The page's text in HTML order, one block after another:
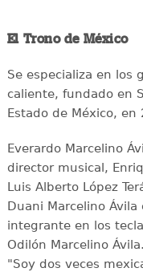
El Trono de México
Se especializa en los
caliente, fundado en
Estado de México, en
Everardo Marcelino
director musical,
Luis Alberto López
Duani Marcelino
integrante en los
Odilón Marcelino
"Soy dos veces